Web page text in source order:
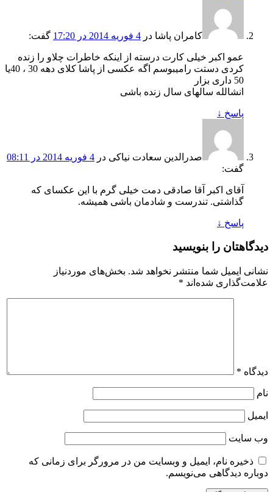
کامران پاشا در 4 فوریه 2014 در 17:20 گفت:
عمو اکبر خیلی کارت درسته از اینکه خاطرات چلاو را زنده
کردی دستت رامیبوسم اگه عکسی از پاشا کلای دهه 30 ، 40یا
50 داری بزار
انشالله سالهای سال زنده باشی
پاسخ ↓
صدرالدین سعادت نیاکی در 4 فوریه 2014 در 08:11
گفت:
آقای اکبر آقا صادقی دمت خیلی گرم با این عکسای که
گذاشتی. تندرست و شادمان باشی همیشه.
پاسخ ↓
دیدگاهتان را بنویسید
نشانی ایمیل شما منتشر نخواهد شد. بخش‌های موردنیاز
علامت‌گذاری شده‌اند *
دیدگاه *
نام
ایمیل
وب‌ سایت
ذخیره نام، ایمیل و وبسایت من در مرورگر برای زمانی که
دوباره دیدگاهی می‌نویسم.